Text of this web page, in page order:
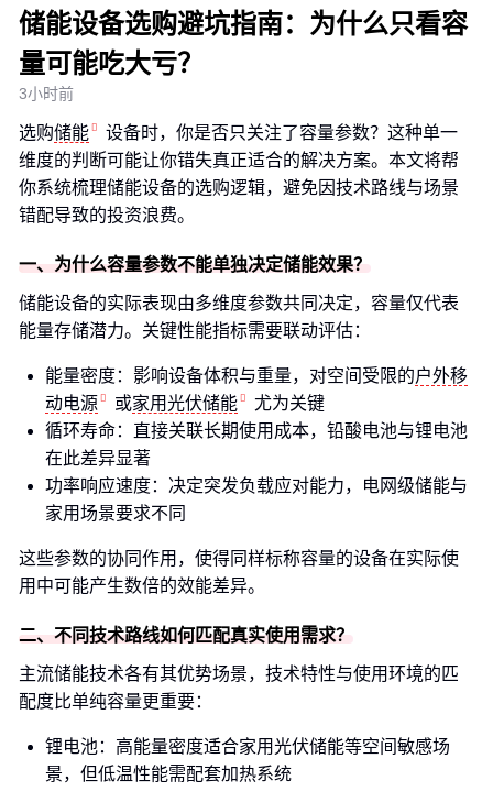
储能设备选购避坑指南：为什么只看容
量可能吃大亏？
3小时前
选购储能
设备时，你是否只关注了容量参数？这种单一
维度的判断可能让你错失真正适合的解决方案。本文将帮
你系统梳理储能设备的选购逻辑，避免因技术路线与场景
错配导致的投资浪费。
一、为什么容量参数不能单独决定储能效果？
储能设备的实际表现由多维度参数共同决定，容量仅代表
能量存储潜力。关键性能指标需要联动评估：
能量密度：影响设备体积与重量，对空间受限的户外移
动电源
或家用光伏储能
尤为关键
循环寿命：直接关联长期使用成本，铅酸电池与锂电池
在此差异显著
功率响应速度：决定突发负载应对能力，电网级储能与
家用场景要求不同
这些参数的协同作用，使得同样标称容量的设备在实际使
用中可能产生数倍的效能差异。
二、不同技术路线如何匹配真实使用需求？
主流储能技术各有其优势场景，技术特性与使用环境的匹
配度比单纯容量更重要：
锂电池：高能量密度适合家用光伏储能等空间敏感场
景，但低温性能需配套加热系统